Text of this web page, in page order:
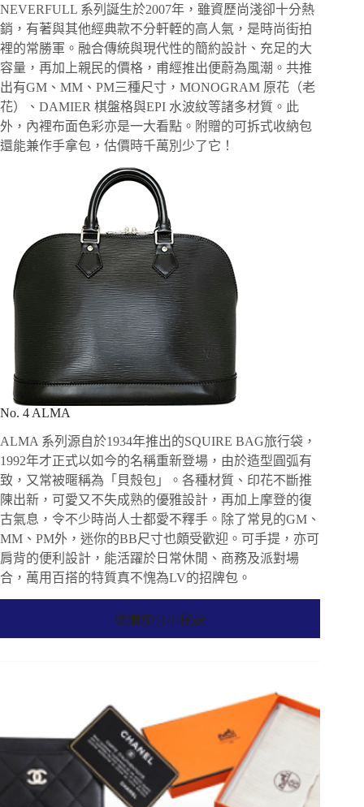
NEVERFULL 系列誕生於2007年，雖資歷尚淺卻十分熱
銷，有著與其他經典款不分軒輊的高人氣，是時尚街拍
裡的常勝軍。融合傳統與現代性的簡約設計、充足的大
容量，再加上親民的價格，甫經推出便蔚為風潮。共推
出有GM、MM、PM三種尺寸，MONOGRAM 原花（老
花）、DAMIER 棋盤格與EPI 水波紋等諸多材質。此
外，內裡布面色彩亦是一大看點。附贈的可拆式收納包
還能兼作手拿包，估價時千萬別少了它！
No. 4 ALMA
ALMA 系列源自於1934年推出的SQUIRE BAG旅行袋，
1992年才正式以如今的名稱重新登場，由於造型圓弧有
致，又常被暱稱為「貝殼包」。各種材質、印花不斷推
陳出新，可愛又不失成熟的優雅設計，再加上摩登的復
古氣息，令不少時尚人士都愛不釋手。除了常見的GM、
MM、PM外，迷你的BB尺寸也頗受歡迎。可手提，亦可
肩背的便利設計，能活躍於日常休閒、商務及派對場
合，萬用百搭的特質真不愧為LV的招牌包。
收購加分小秘訣